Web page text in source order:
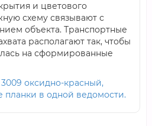
и цветового
схему связывают с
объекта. Транспортные
располагают так, чтобы
на сформированные
оксидно-красный,
в одной ведомости.